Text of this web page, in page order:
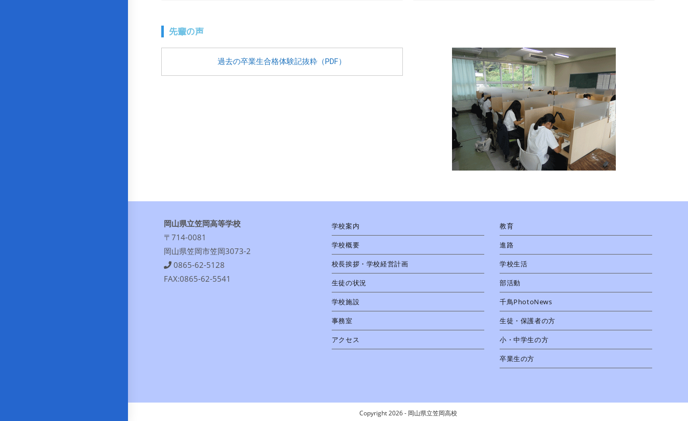
先輩の声
過去の卒業生合格体験記抜粋（PDF）
岡山県立笠岡高等学校
〒714-0081
岡山県笠岡市笠岡3073-2
0865-62-5128
FAX:0865-62-5541
学校案内
学校概要
校長挨拶・学校経営計画
生徒の状況
学校施設
事務室
アクセス
教育
進路
学校生活
部活動
千鳥PhotoNews
生徒・保護者の方
小・中学生の方
卒業生の方
Copyright 2026 - 岡山県立笠岡高校